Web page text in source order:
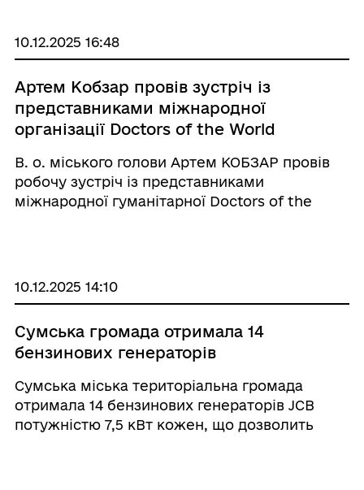
10.12.2025 16:48
Артем Кобзар провів зустріч із
представниками міжнародної
організації Doctors of the World
В. о. міського голови Артем КОБЗАР провів
робочу зустріч із представниками
міжнародної гуманітарної Doctors of the
громади та ви ...
10.12.2025 14:10
Сумська громада отримала 14
бензинових генераторів
Сумська міська територіальна громада
отримала 14 бензинових генераторів JCB
потужністю 7,5 кВт кожен, що дозволить